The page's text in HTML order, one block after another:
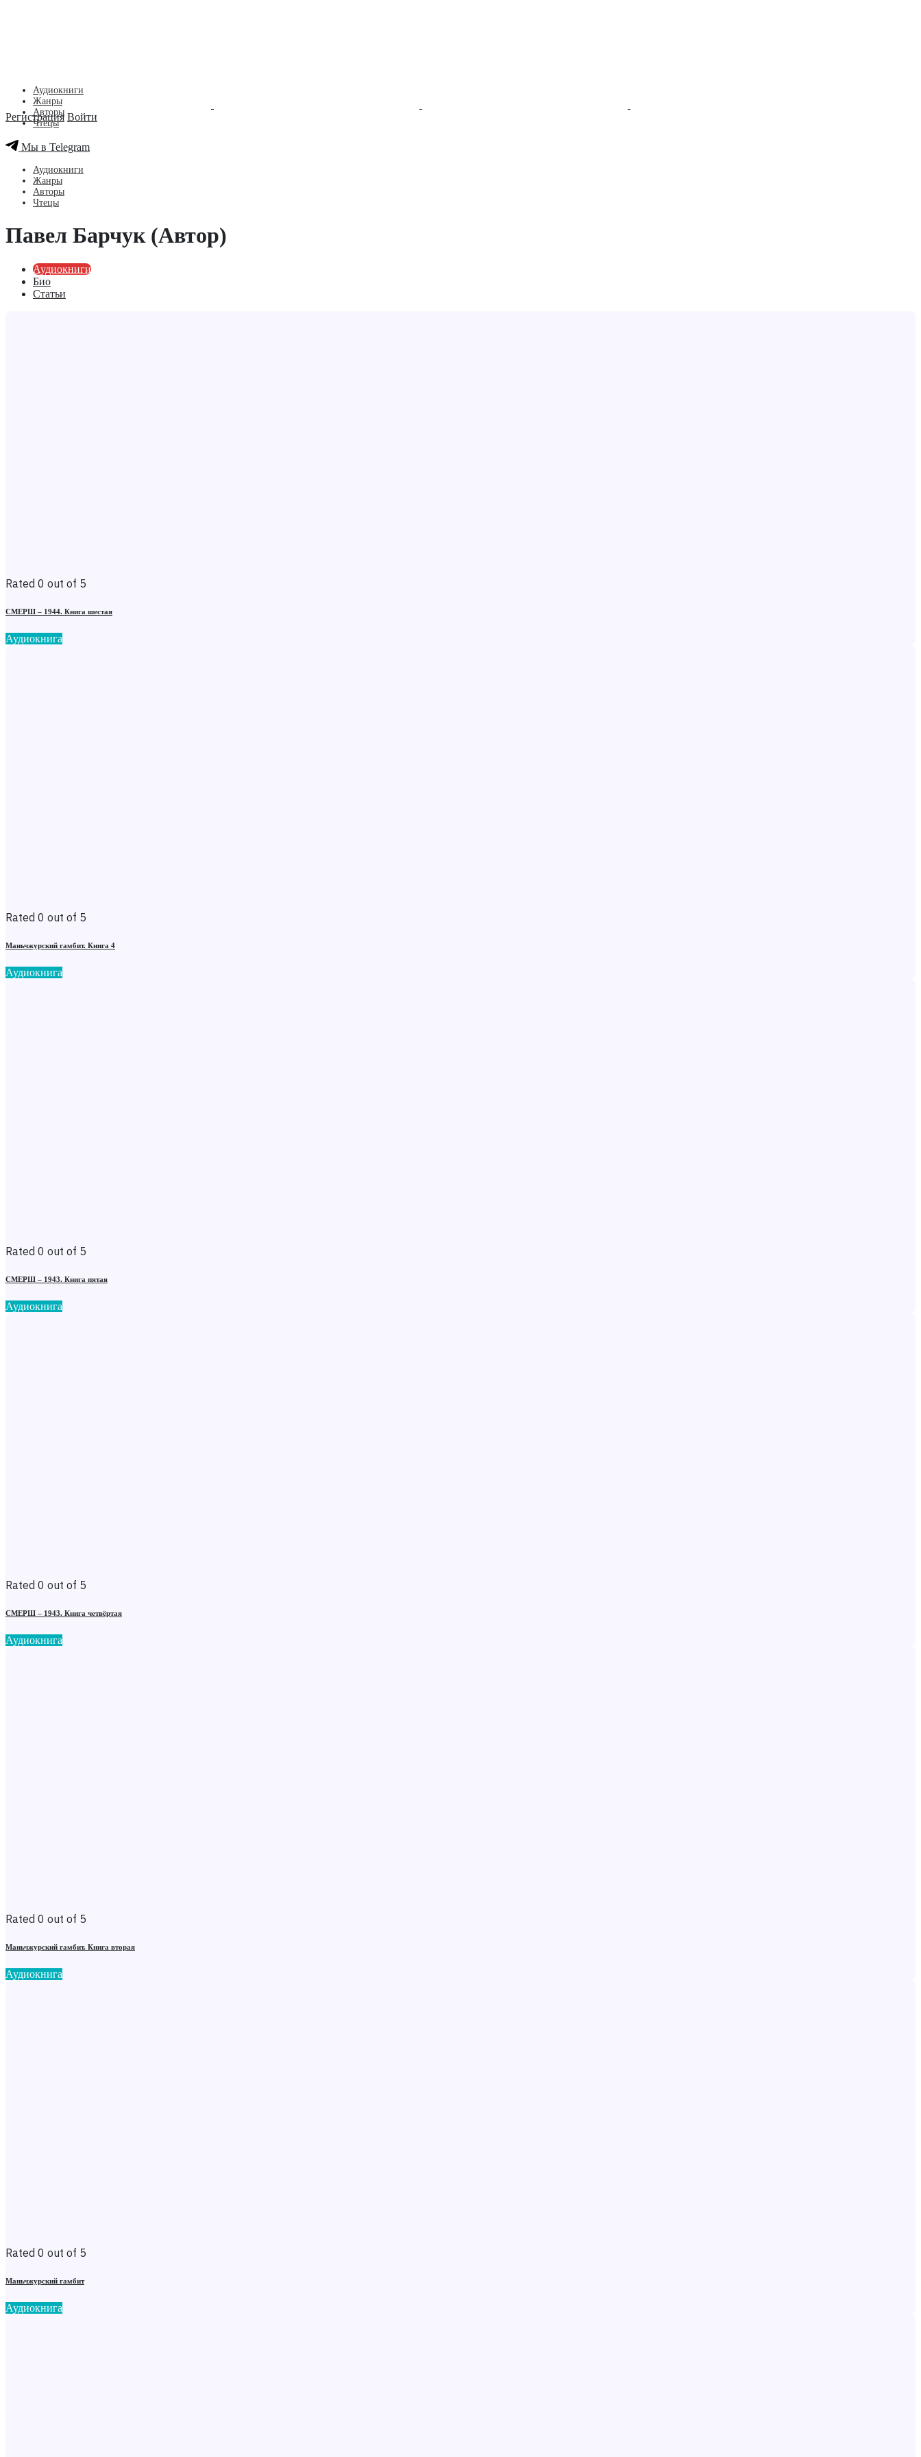
Регистрация Войти
Аудиокниги
Жанры
Авторы
Чтецы
Мы в Telegram
Аудиокниги
Жанры
Авторы
Чтецы
Павел Барчук (Автор)
Аудиокниги
Био
Статьи
Rated 0 out of 5
СМЕРШ – 1944. Книга шестая
Аудиокнига
Rated 0 out of 5
Маньчжурский гамбит. Книга 4
Аудиокнига
Rated 0 out of 5
СМЕРШ – 1943. Книга пятая
Аудиокнига
Rated 0 out of 5
СМЕРШ – 1943. Книга четвёртая
Аудиокнига
Rated 0 out of 5
Маньчжурский гамбит. Книга вторая
Аудиокнига
Rated 0 out of 5
Маньчжурский гамбит
Аудиокнига